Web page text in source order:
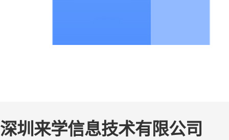
深圳来学信息技术有限公司